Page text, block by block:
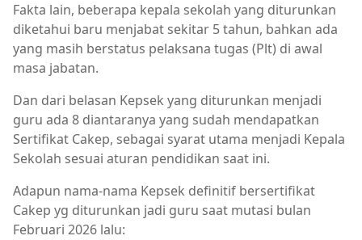
Fakta lain, beberapa kepala sekolah yang diturunkan
diketahui baru menjabat sekitar 5 tahun, bahkan ada
yang masih berstatus pelaksana tugas (Plt) di awal
masa jabatan.
Dan dari belasan Kepsek yang diturunkan menjadi
guru ada 8 diantaranya yang sudah mendapatkan
Sertifikat Cakep, sebagai syarat utama menjadi Kepala
Sekolah sesuai aturan pendidikan saat ini.
Adapun nama-nama Kepsek definitif bersertifikat
Cakep yg diturunkan jadi guru saat mutasi bulan
Februari 2026 lalu: